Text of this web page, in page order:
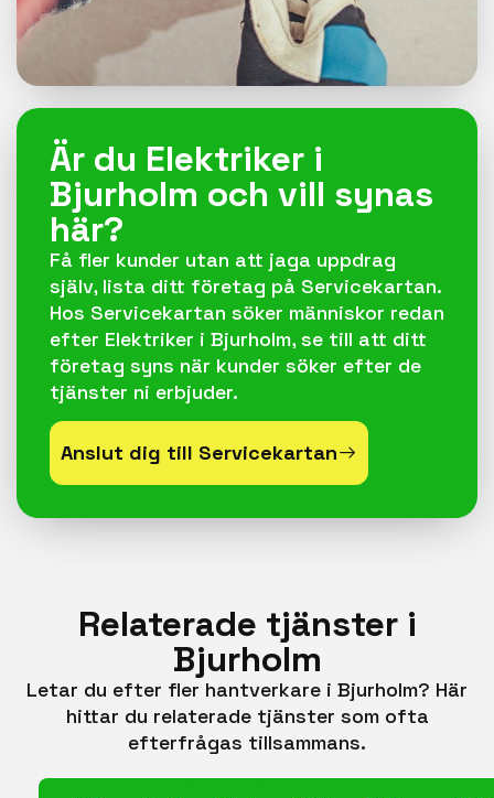
Är du Elektriker i
Bjurholm och vill synas
här?
Få fler kunder utan att jaga uppdrag
själv, lista ditt företag på Servicekartan.
Hos Servicekartan söker människor redan
efter Elektriker i Bjurholm, se till att ditt
företag syns när kunder söker efter de
tjänster ni erbjuder.
Anslut dig till Servicekartan
Relaterade tjänster i
Bjurholm
Letar du efter fler hantverkare i Bjurholm? Här
hittar du relaterade tjänster som ofta
efterfrågas tillsammans.